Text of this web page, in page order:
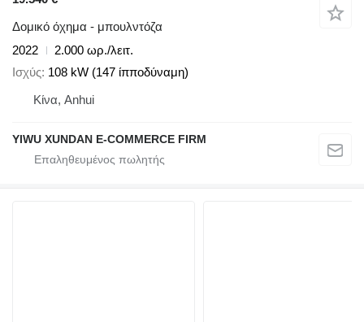
Δομικό όχημα - μπουλντόζα
2022
2.000 ωρ./λειτ.
Ισχύς 108 kW (147 ίπποδύναμη)
Κίνα, Anhui
YIWU XUNDAN E-COMMERCE FIRM